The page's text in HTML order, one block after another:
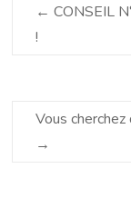
← CONSEIL
!
Vous
→